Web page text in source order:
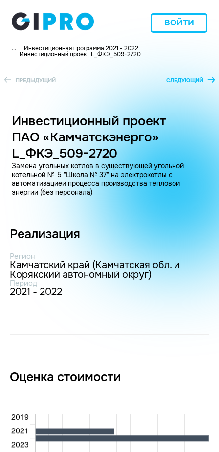
ВОЙТИ
... Инвестиционная программа 2021 - 2022
Инвестиционный проект L_ФКЭ_509-2720
ПРЕДЫДУЩИЙ СЛЕДУЮЩИЙ
Инвестиционный проект
ПАО «Камчатскэнерго»
L_ФКЭ_509-2720
Замена угольных котлов в существующей угольной
котельной № 5 "Школа № 37" на электрокотлы с
автоматизацией процесса производства тепловой
энергии (без персонала)
Реализация
Регион
Камчатский край (Камчатская обл. и
Корякский автономный округ)
Период
2021 - 2022
Оценка стоимости